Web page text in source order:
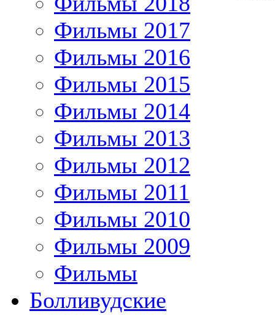
Фильмы 2017
Фильмы 2016
Фильмы 2015
Фильмы 2014
Фильмы 2013
Фильмы 2012
Фильмы 2011
Фильмы 2010
Фильмы 2009
Фильмы
Болливудские